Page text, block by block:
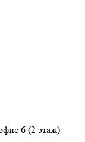
6 (2 этаж)